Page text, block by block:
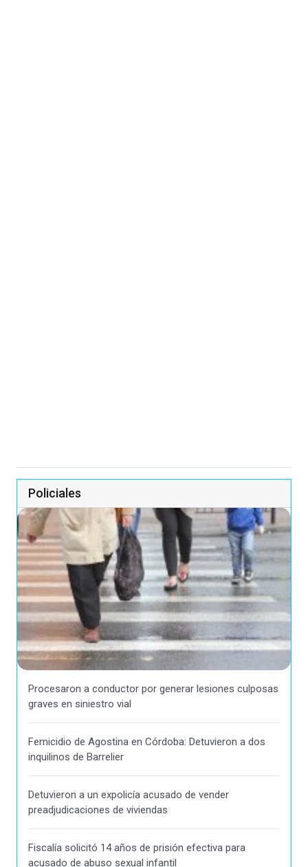
Policiales
Procesaron a conductor por generar lesiones culposas
graves en siniestro vial
Femicidio de Agostina en Córdoba: Detuvieron a dos
inquilinos de Barrelier
Detuvieron a un expolicía acusado de vender
preadjudicaciones de viviendas
Fiscalía solicitó 14 años de prisión efectiva para
acusado de abuso sexual infantil